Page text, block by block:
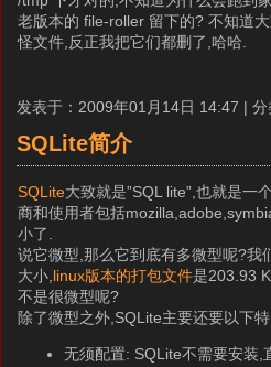
老版本的 file-roller 留下的? 不知道
怪文件,反正我把它们都删了,哈哈.
发表于：2009年01月14日 14:47 | 分
SQLite简介
SQLite大致就是”SQL lite”,也就是一
商和使用者包括
小了.
说它微型,那么它到底有多微型呢?我
大小, linux版本的打包文件是203.93
不是很微型呢?
除了微型之外,SQLite主要还要以下
无须配置: SQLite不需要安装,